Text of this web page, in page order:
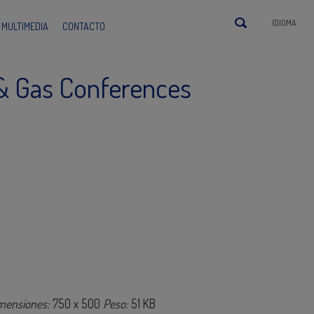
MULTIMEDIA CONTACTO IDIOMA
Gas Conferences
750 x 500 Peso: 51 KB